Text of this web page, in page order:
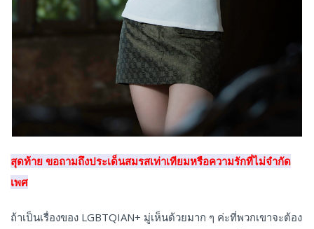
สุดท้าย ขอถามถึงประเด็นสมรสเท่าเทียมหรือความรักที่ไม่จำกัด
เพศ
ถ้าเป็นเรื่องของ LGBTQIAN+ มู่เห็นด้วยมาก ๆ ค่ะที่พวกเขาจะต้อง